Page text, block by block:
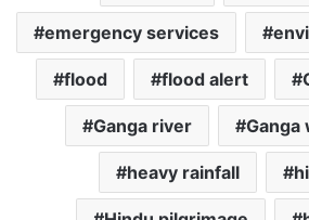
emergency services
flood flood alert
Ganga river Ganga
heavy rainfall